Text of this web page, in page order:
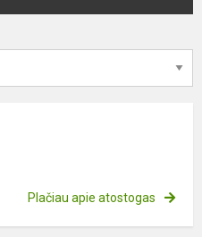
Plačiau apie atostogas